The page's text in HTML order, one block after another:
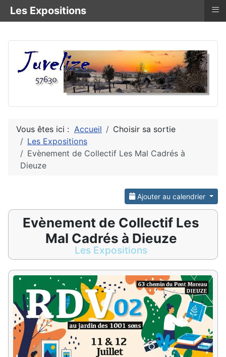
Vous êtes ici : Accueil
Choisir sa sortie
Les Expositions
Evènement de Collectif Les Mal Cadrés à
Dieuze
Ajouter au calendrier
Evènement de Collectif Les
Mal Cadrés à Dieuze
Les Expositions
Les Expositions ≡